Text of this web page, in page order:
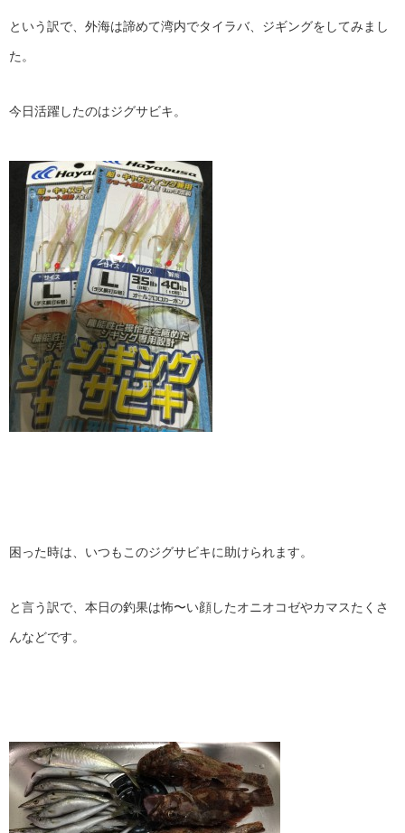
という訳で、外海は諦めて湾内でタイラバ、ジギングをしてみまし
た。
今日活躍したのはジグサビキ。
困った時は、いつもこのジグサビキに助けられます。
と言う訳で、本日の釣果は怖〜い顔したオニオコゼやカマスたくさ
んなどです。